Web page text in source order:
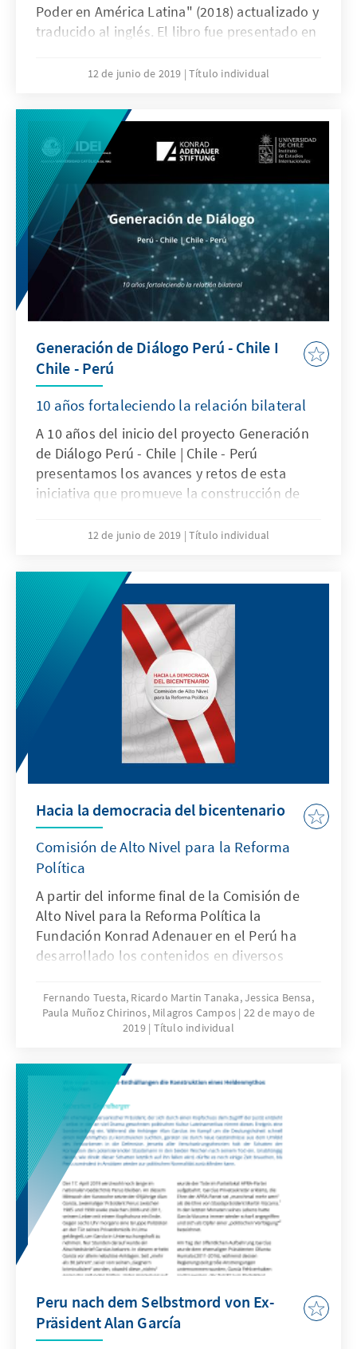
Poder en América Latina" (2018) actualizado y
traducido al inglés. El libro fue presentado en
evento coorganizado con la Oficina de la KAS
12 de junio de 2019 Título individual
Generación de Diálogo Perú - Chile I
Chile - Perú
10 años fortaleciendo la relación bilateral
A 10 años del inicio del proyecto Generación
de Diálogo Perú - Chile | Chile - Perú
presentamos los avances y retos de esta
iniciativa que promueve la construcción de
basada en la confianza y el mutuo
12 de junio de 2019 Título individual
Hacia la democracia del bicentenario
Comisión de Alto Nivel para la Reforma
Política
A partir del informe final de la Comisión de
Alto Nivel para la Reforma Política la
Fundación Konrad Adenauer en el Perú ha
desarrollado los contenidos en diversos
proyectos de ley y facilitar la discusión sobre
las propuestas desarrolladas.
Fernando Tuesta, Ricardo Martin Tanaka, Jessica Bensa,
Paula Muñoz Chirinos, Milagros Campos 22 de mayo de
2019 Título individual
Peru nach dem Selbstmord von Ex-
Präsident Alan García